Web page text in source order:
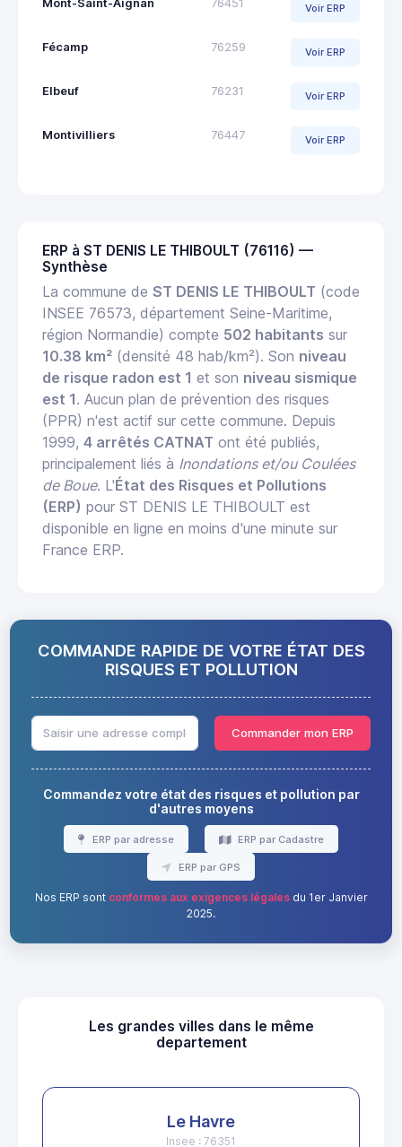
Mont-Saint-Aignan 76451 Voir ERP
Fécamp 76259 Voir ERP
Elbeuf 76231 Voir ERP
Montivilliers 76447 Voir ERP
ERP à ST DENIS LE THIBOULT (76116) —
Synthèse
La commune de ST DENIS LE THIBOULT (code
INSEE 76573, département Seine-Maritime,
région Normandie) compte 502 habitants sur
10.38 km² (densité 48 hab/km²). Son niveau
de risque radon est 1 et son niveau sismique
est 1. Aucun plan de prévention des risques
(PPR) n'est actif sur cette commune. Depuis
1999, 4 arrêtés CATNAT ont été publiés,
principalement liés à Inondations et/ou Coulées
de Boue. L'État des Risques et Pollutions
(ERP) pour ST DENIS LE THIBOULT est
disponible en ligne en moins d'une minute sur
France ERP.
COMMANDE RAPIDE DE VOTRE ÉTAT DES
RISQUES ET POLLUTION
Commander mon ERP
Commandez votre état des risques et pollution par
d'autres moyens
ERP par adresse ERP par Cadastre
ERP par GPS
Nos ERP sont conformes aux exigences légalesdu 1er Janvier
2025.
Les grandes villes dans le même
departement
Le Havre
Insee : 76351